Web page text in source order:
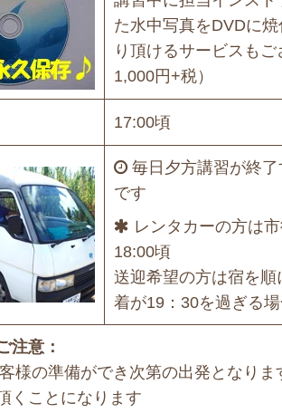
た水中写真をDVDに
り頂けるサービスも
1,000円+税）
17:00頃
毎日夕方講習が終
です
レンタカーの方は
18:00頃
送迎希望の方は宿を
着が19：30を過ぎる
注意：
様の準備ができ次第の出発となりま
くことになります